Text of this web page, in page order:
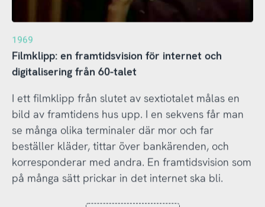
1969
Filmklipp: en framtidsvision för internet och
digitalisering från 60-talet
I ett filmklipp från slutet av sextiotalet målas en
bild av framtidens hus upp. I en sekvens får man
se många olika terminaler där mor och far
beställer kläder, tittar över bankärenden, och
korresponderar med andra. En framtidsvision som
på många sätt prickar in det internet ska bli.